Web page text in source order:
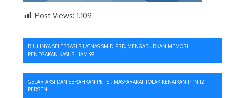
Post Views: 1.109
Navigasi
pos
RIUHNYA SELEBRASI SILATNAS SMID PRD, MENGABURKAN MEMORI
PENEGAKAN KASUS HAM 98
GELAR AKSI DAN SERAHKAN PETISI, MASYARAKAT TOLAK KENAIKAN PPN 12
PERSEN